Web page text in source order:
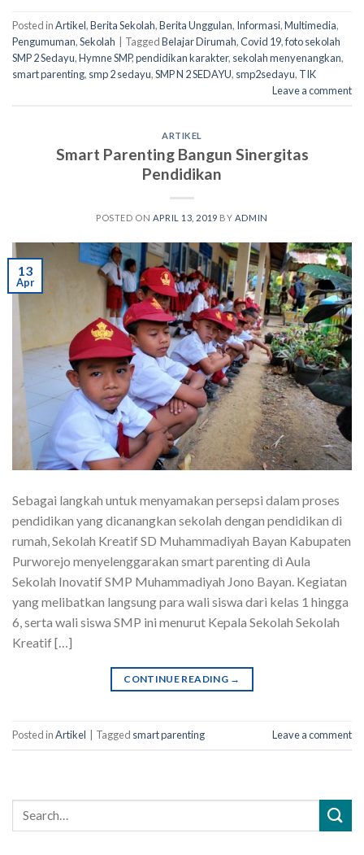
Posted inArtikel,Berita Sekolah,Berita Unggulan, Informasi,Multimedia,
Pengumuman,Sekolah TaggedBelajar Dirumah,Covid 19,foto sekolah
SMP 2 Sedayu,Hymne SMP,pendidikan karakter, sekolah menyenangkan,
smart parenting, smp 2 sedayu,SMP N 2 SEDAYU, smp2sedayu, TIK
Leave a comment
ARTIKEL
Smart Parenting Bangun Sinergitas
Pendidikan
POSTED ON APRIL 13, 2019 BY ADMIN
13
Apr
Sebagai langkah untuk menyamakan persepsi dalam proses
pendidikan yang dicanangkan sekolah dengan pendidikan di
rumah, Sekolah Kreatif SD Muhammadiyah Bayan Kabupaten
Purworejo menyelenggarakan smart parenting di Aula
Sekolah Inovatif SMP Muhammadiyah Jono Bayan. Kegiatan
yang melibatkan langsung para wali siswa dari kelas 1 hingga
6, serta wali siswa SMP ini menurut Kepala Sekolah Sekolah
Kreatif […]
CONTINUE READING →
Posted inArtikel Tagged smart parenting Leave a comment